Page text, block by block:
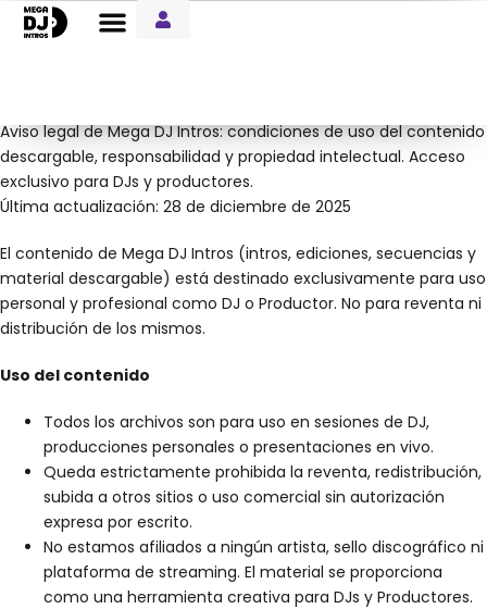
Aviso legal de Mega DJ Intros: condiciones de uso del contenido
descargable, responsabilidad y propiedad intelectual. Acceso
exclusivo para DJs y productores.
Última actualización: 28 de diciembre de 2025
El contenido de Mega DJ Intros (intros, ediciones, secuencias y
material descargable) está destinado exclusivamente para uso
personal y profesional como DJ o Productor. No para reventa ni
distribución de los mismos.
Uso del contenido
Todos los archivos son para uso en sesiones de DJ,
producciones personales o presentaciones en vivo.
Queda estrictamente prohibida la reventa, redistribución,
subida a otros sitios o uso comercial sin autorización
expresa por escrito.
No estamos afiliados a ningún artista, sello discográfico ni
plataforma de streaming. El material se proporciona
como una herramienta creativa para DJs y Productores.